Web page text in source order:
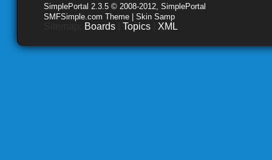
SimplePortal 2.3.5 © 2008-2012, SimplePortal
SMFSimple.com Theme | Skin Samp
Boards Topics XML